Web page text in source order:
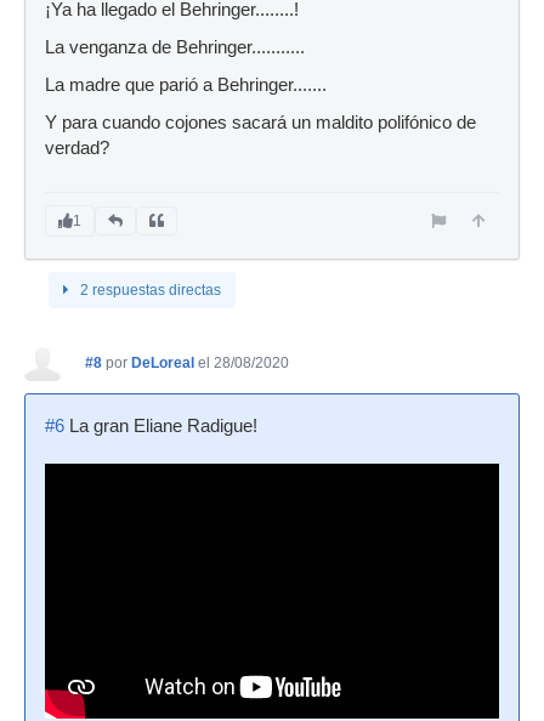
¡Ya ha llegado el Behringer........!
La venganza de Behringer...........
La madre que parió a Behringer.......
Y para cuando cojones sacará un maldito polifónico de
verdad?
1
2 respuestas directas
#8 por DeLoreal el 28/08/2020
#6 La gran Eliane Radigue!